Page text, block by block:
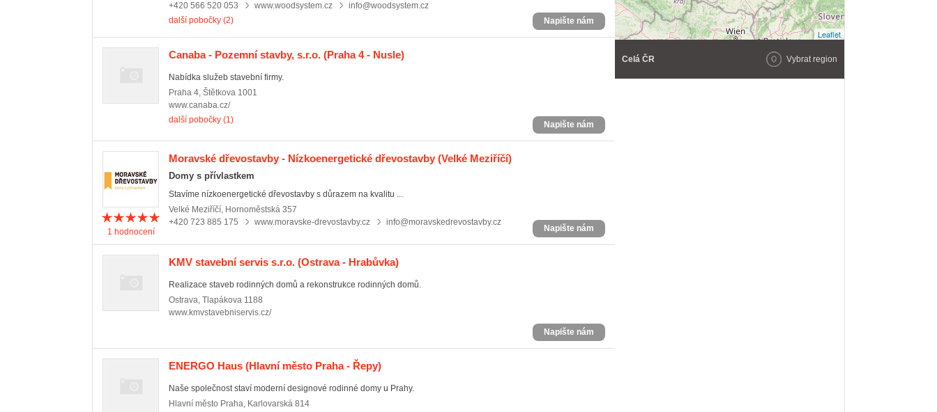
+420 566 520 053
www.woodsystem.cz
info@woodsystem.cz
další pobočky (2)
Napište nám
Canaba - Pozemní stavby, s.r.o. (Praha 4 - Nusle)
Nabídka služeb stavební firmy.
Praha 4, Štětkova 1001
www.canaba.cz/
další pobočky (1)
Napište nám
Moravské dřevostavby - Nízkoenergetické dřevostavby (Velké Meziříčí)
Domy s přívlastkem
1 hodnocení
Stavíme nízkoenergetické dřevostavby s důrazem na kvalitu ...
Velké Meziříčí, Hornoměstská 357
+420 723 885 175
www.moravske-drevostavby.cz info@moravskedrevostavby.cz
Napište nám
KMV stavební servis s.r.o. (Ostrava - Hrabůvka)
Realizace staveb rodinných domů a rekonstrukce rodinných domů.
Ostrava, Tlapákova 1188
www.kmvstavebniservis.cz/
Napište nám
ENERGO Haus (Hlavní město Praha - Řepy)
Naše společnost staví moderní designové rodinné domy u Prahy.
Hlavní město Praha, Karlovarská 814
Leaflet
Celá ČR Vybrat region